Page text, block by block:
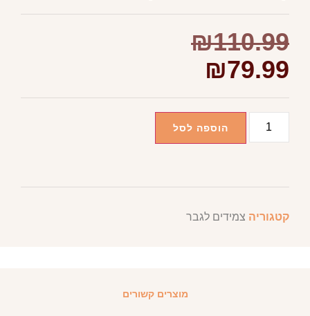
₪110.99
₪79.99
הוספה לסל
קטגוריה צמידים לגבר
מוצרים קשורים